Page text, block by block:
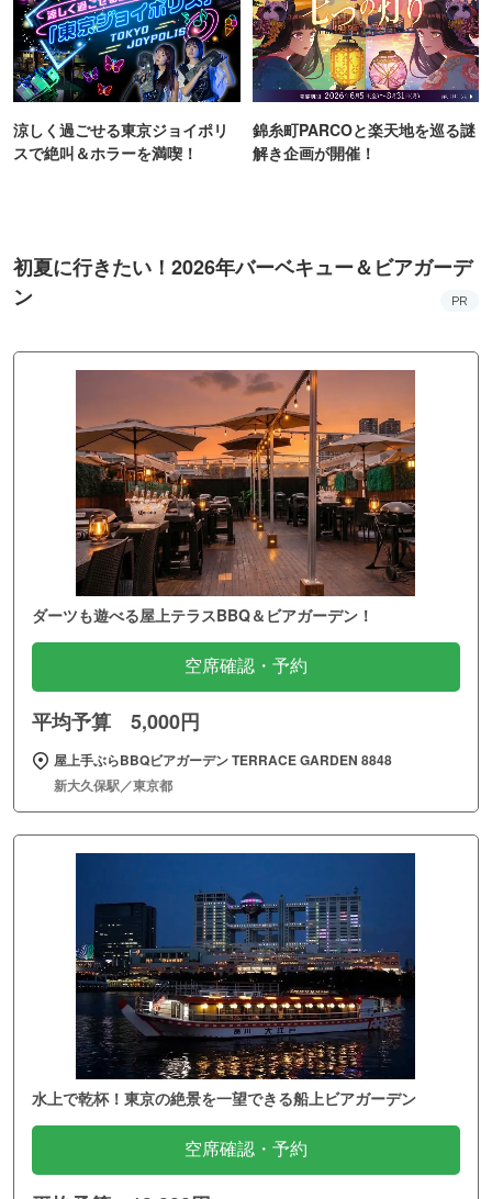
涼しく過ごせる東京ジョイポリ
スで絶叫＆ホラーを満喫！
錦糸町PARCOと楽天地を巡る謎
解き企画が開催！
初夏に行きたい！2026年バーベキュー＆ビアガーデ
ン
PR
ダーツも遊べる屋上テラスBBQ＆ビアガーデン！
空席確認・予約
平均予算 5,000円
屋上手ぶらBBQビアガーデン TERRACE GARDEN 8848
新大久保駅／東京都
水上で乾杯！東京の絶景を一望できる船上ビアガーデン
空席確認・予約